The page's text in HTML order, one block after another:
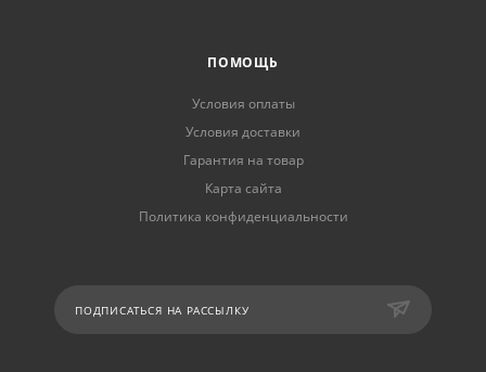
ПОМОЩЬ
Условия оплаты
Условия доставки
Гарантия на товар
Карта сайта
Политика конфиденциальности
ПОДПИСАТЬСЯ НА РАССЫЛКУ